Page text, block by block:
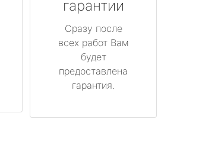
гарантии
Сразу после
всех работ Вам
будет
предоставлена
гарантия.